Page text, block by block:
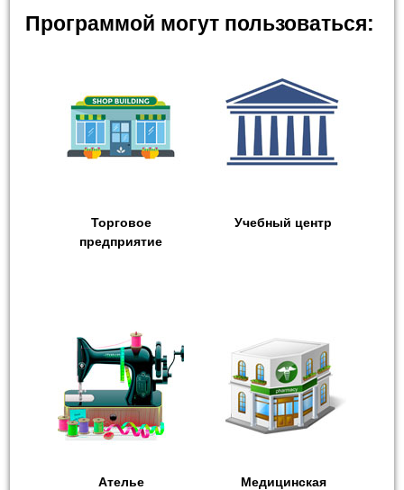
Программой могут пользоваться:
Торговое
предприятие
Учебный центр
Ателье
Медицинская